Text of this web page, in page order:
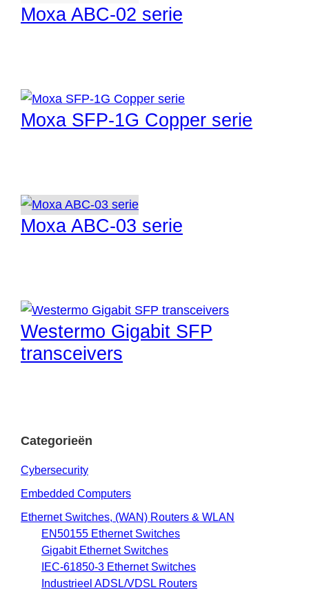
Moxa ABC-02 serie
Moxa SFP-1G Copper serie
Moxa ABC-03 serie
Westermo Gigabit SFP
transceivers
Categorieën
Cybersecurity
Embedded Computers
Ethernet Switches, (WAN) Routers & WLAN
EN50155 Ethernet Switches
Gigabit Ethernet Switches
IEC-61850-3 Ethernet Switches
Industrieel ADSL/VDSL Routers